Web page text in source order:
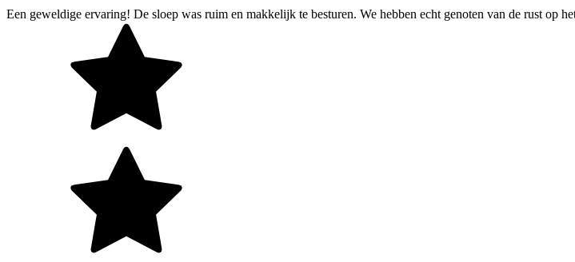
Een geweldige ervaring! De sloep was ruim en makkelijk te besturen. We hebben echt genoten van de rust op